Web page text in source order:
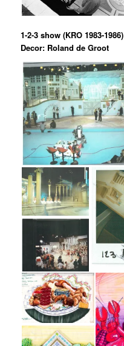
1-2-3 show (KRO 1983-1986)
Decor: Roland de Groot